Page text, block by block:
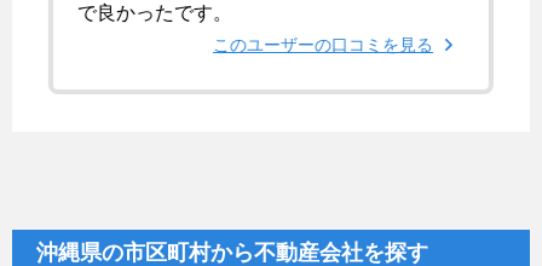
で良かったです。
このユーザーの口コミを見る
沖縄県の市区町村から不動産会社を探す